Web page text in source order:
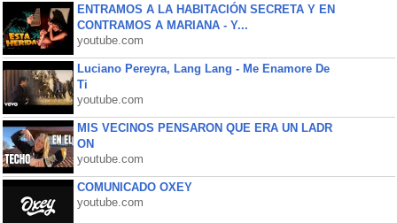
ENTRAMOS A LA HABITACIÓN SECRETA Y EN
CONTRAMOS A MARIANA - Y...
youtube.com
Luciano Pereyra, Lang Lang - Me Enamore De
Ti
youtube.com
MIS VECINOS PENSARON QUE ERA UN LADR
ON
youtube.com
COMUNICADO OXEY
youtube.com